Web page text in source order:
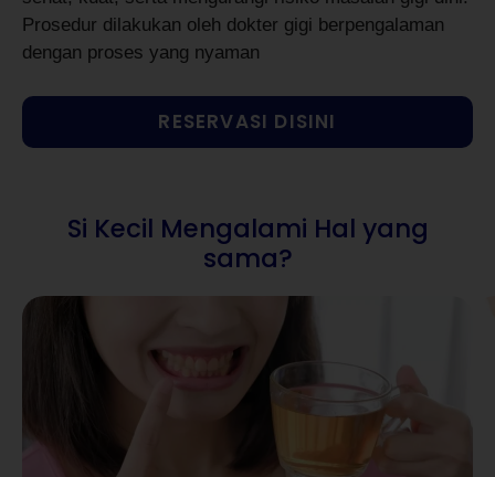
Prosedur dilakukan oleh dokter gigi berpengalaman
dengan proses yang nyaman
RESERVASI DISINI
Si Kecil Mengalami Hal yang
sama?